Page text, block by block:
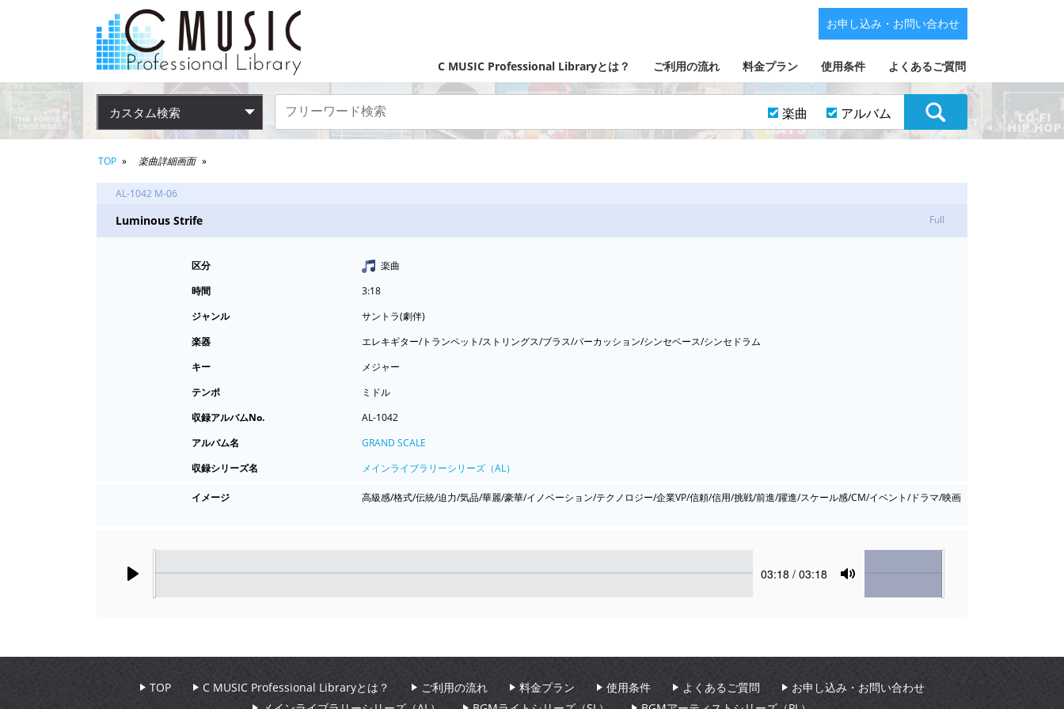
C MUSIC Professional Libraryとは？ ご利用の流れ 料金プラン 使用条件 よくあるご質問
お申し込み・お問い合わせ
カスタム検索 楽曲 アルバム
TOP 楽曲詳細画面
AL-1042 M-06
Luminous Strife Full
区分
楽曲
時間
3:18
ジャンル
サントラ(劇伴)
楽器
エレキギター/トランペット/ストリングス/ブラス/パーカッション/シンセベース/シンセドラム
キー
メジャー
テンポ
ミドル
収録アルバムNo.
AL-1042
アルバム名
GRAND SCALE
収録シリーズ名
メインライブラリーシリーズ（AL）
イメージ 高級感/格式/伝統/迫力/気品/華麗/豪華/イノベーション/テクノロジー/企業VP/信頼/信用/挑戦/前進/躍進/スケール感/CM/イベント/ドラマ/映画
Current
03:18 / 03:18
Mute
Volume
TOP C MUSIC Professional Libraryとは？ ご利用の流れ 料金プラン 使用条件 よくあるご質問
お申し込み・お問い合わせ